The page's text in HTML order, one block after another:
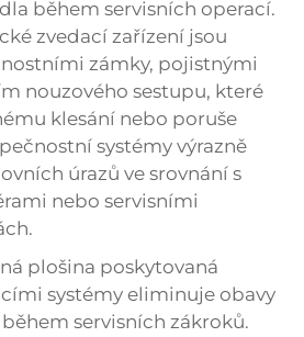
během servisních operací.
zvedací zařízení jsou
zámky, pojistnými
nouzového sestupu, které
klesání nebo poruše
systémy výrazně
úrazů ve srovnání s
nebo servisními
plošina poskytovaná
systémy eliminuje obavy
servisních zákroků.